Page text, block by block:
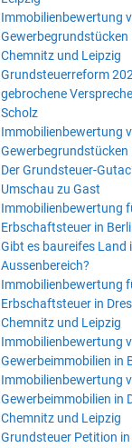
Immobilienbewertung
Gewerbegrundstücken
Chemnitz und Leipzig
Grundsteuerreform
gebrochene
Scholz
Immobilienbewertung
Gewerbegrundstücken
Der Grundsteuer-
Umschau zu Gast
Immobilienbewertung
Erbschaftsteuer in
Gibt es baureifes Land
Aussenbereich?
Immobilienbewertung
Erbschaftsteuer in
Chemnitz und Leipzig
Immobilienbewertung
Gewerbeimmobilien in
Immobilienbewertung
Gewerbeimmobilien in
Chemnitz und Leipzig
Grundsteuer Petition in